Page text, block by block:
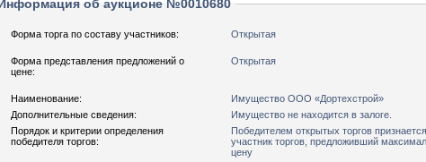
об аукционе №0010680
Форма торга по составу участников: Открытая
Форма представления предложений о
цене:
Открытая
Наименование: Имущество ООО «Дортехстрой»
Дополнительные сведения:
Имущество не находится в залоге.
Порядок и критерии определения
победителя торгов:
Победителем открытых торгов признается
участник торгов, предложивший
цену